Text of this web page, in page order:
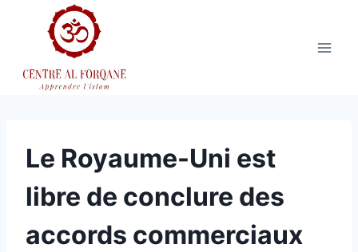
Le Royaume-Uni est
libre de conclure des
accords commerciaux